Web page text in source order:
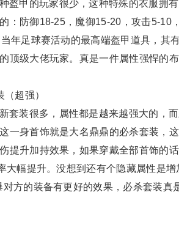
盔甲的玩家很少，这种特殊的衣服拥
：防御18-25，魔御15-20，攻击5-10
年足球赛活动的最高端盔甲道具，其
顶级大佬玩家。真是一件属性强悍的
超强）
套装很多，属性都是越来越强大的，
一身首饰就是大名鼎鼎的必杀套装，
提升加持效果，如果穿戴全部首饰的
大幅提升。没想到还有个隐藏属性是
对方的装备有更好的效果，必杀套装真